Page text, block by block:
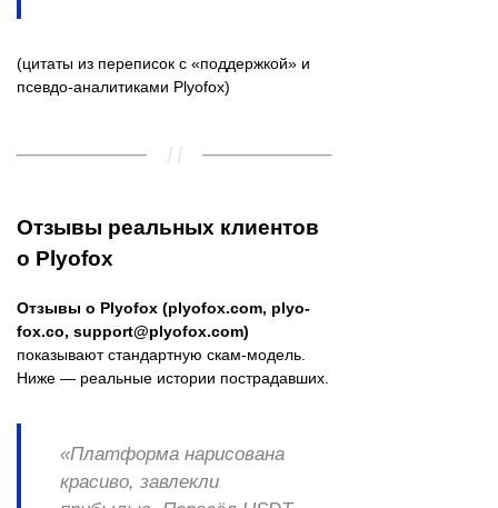
(цитаты из переписок с «поддержкой» и
псевдо-аналитиками Plyofox)
Отзывы реальных клиентов
о Plyofox
Отзывы о Plyofox (plyofox.com, plyo-
fox.co, support@plyofox.com)
показывают стандартную скам-модель.
Ниже — реальные истории пострадавших.
«Платформа нарисована
красиво, завлекли